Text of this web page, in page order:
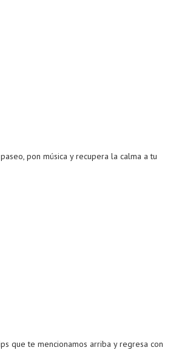
pon música y recupera la calma a tu
que te mencionamos arriba y regresa con